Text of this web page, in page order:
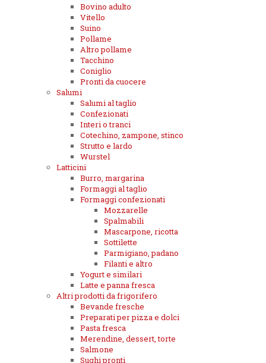
Bovino adulto
Vitello
Suino
Pollame
Altro pollame
Tacchino
Coniglio
Pronti da cuocere
Salumi
Salumi al taglio
Confezionati
Interi o tranci
Cotechino, zampone, stinco
Strutto e lardo
Wurstel
Latticini
Burro, margarina
Formaggi al taglio
Formaggi confezionati
Mozzarelle
Spalmabili
Mascarpone, ricotta
Sottilette
Parmigiano, padano
Filanti e altro
Yogurt e similari
Latte e panna fresca
Altri prodotti da frigorifero
Bevande fresche
Preparati per pizza e dolci
Pasta fresca
Merendine, dessert, torte
Salmone
Sughi pronti